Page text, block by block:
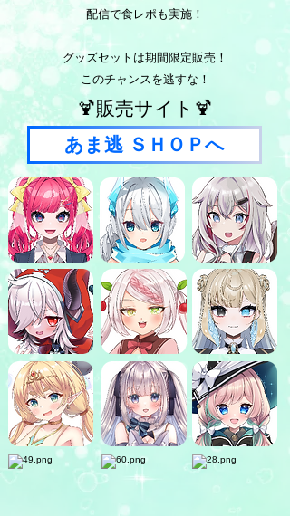
配信で食レポも実施！
グッズセットは期間限定販売！
このチャンスを逃すな！
🍹販売サイト🍹
あま逃 ＳＨＯＰへ